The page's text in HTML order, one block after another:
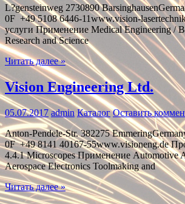
L?gensteinweg 2730890
0F +49 5108 6446-11www.vision-
услуги Применение Medical Engineering /
Research and Science
Читать далее »
Vision Engineering Ltd.
05.07.2017 admin Каталог Оставить
Anton-Pendele-Str. 382275
0F +49 8141 40167-55www.visioneng.de
4.4.1 Microscopes Применение Automotive
Aerospace Electronics Toolmaking and
Читать далее »